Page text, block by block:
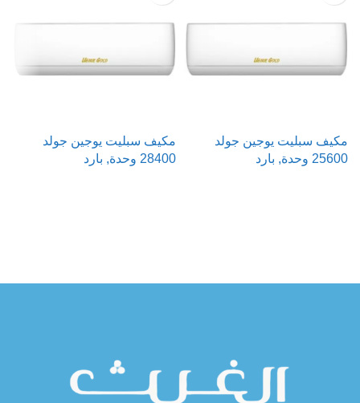
مكيف سبليت يوجين جولد
25600 وحدة, بارد
مكيف سبليت يوجين جولد
28400 وحدة, بارد